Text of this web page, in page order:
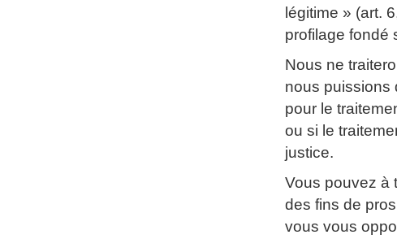
légitime » (art.
profilage fondé
Nous ne
nous puissions
pour le
ou si le
justice.
Vous pouvez à
des fins de
vous vous